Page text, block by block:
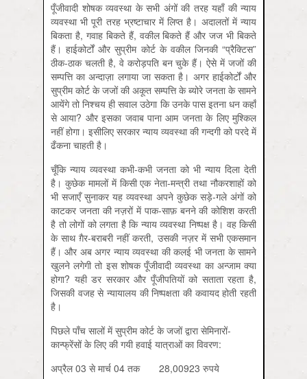
पूँजीवादी शोषक व्यवस्था के सभी अंगों की तरह यहाँ की न्याय
व्यवस्था भी पूरी तरह भ्रष्टाचार में लिप्त है। अदालतों में न्याय
बिकता है, गवाह बिकते हैं, वकील बिकते हैं और जज भी बिकते
हैं। हाईकोर्टों और सुप्रीम कोर्ट के वकील जिनकी “प्रैक्टिस”
ठीक-ठाक चलती है, वे करोड़पति बन चुके हैं। ऐसे में जजों की
सम्पत्ति का अन्दाज़ा लगाया जा सकता है। अगर हाईकोर्टों और
सुप्रीम कोर्ट के जजों की अकूत सम्पत्ति के ब्योरे जनता के सामने
आयेंगे तो निश्चय ही सवाल उठेगा कि उनके पास इतना धन कहाँ
से आया? और इसका जवाब पाना आम जनता के लिए मुश्किल
नहीं होगा। इसीलिए सरकार न्याय व्यवस्था की गन्दगी को परदे में
ढँकना चाहती है।
चूँकि न्याय व्यवस्था कभी-कभी जनता को भी न्याय दिला देती
है। कुछेक मामलों में किसी एक नेता-मन्त्री तथा नौकरशाहों को
भी सजाएँ सुनाकर यह व्यवस्था अपने कुछेक सड़े-गले अंगों को
काटकर जनता की नज़रों में पाक-साफ़ बनने की कोशिश करती
है तो लोगों को लगता है कि न्याय व्यवस्था निष्पक्ष है। वह किसी
के साथ ग़ैर-बराबरी नहीं करती, उसकी नज़र में सभी एकसमान
हैं। और अब अगर न्याय व्यवस्था की कलई भी जनता के सामने
खुलने लगेगी तो इस शोषक पूँजीवादी व्यवस्था का अन्जाम क्या
होगा? यही डर सरकार और पूँजीपतियों को सताता रहता है,
जिसकी वजह से न्यायालय की निष्पक्षता की कवायद होती रहती
है।
पिछले पाँच सालों में सुप्रीम कोर्ट के जजों द्वारा सेमिनारों-
कान्फ्रेंसों के लिए की गयी हवाई यात्राओं का विवरण:
अप्रैल 03 से मार्च 04 तक 28,00923 रुपये